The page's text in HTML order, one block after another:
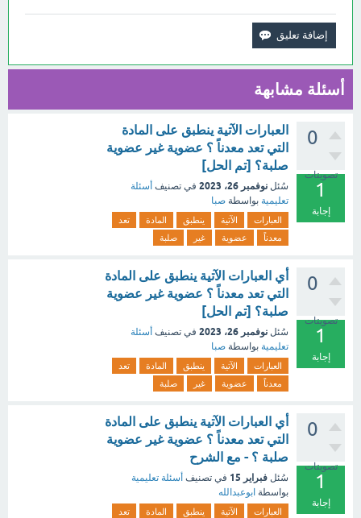
أسئلة مشابهة
0
تصويتات
1
إجابة
العبارات الآتية ينطبق على المادة
التي تعد معدناً ؟ عضوية غير عضوية
صلبة؟ [تم الحل]
سُئل نوفمبر 26، 2023 في تصنيف أسئلة
تعليمية بواسطة صبا
العبارات الآتية ينطبق المادة
تعد
معدناً
عضوية غير صلبة
0
تصويتات
1
إجابة
أي العبارات الآتية ينطبق على المادة
التي تعد معدناً ؟ عضوية غير عضوية
صلبة؟ [تم الحل]
سُئل نوفمبر 26، 2023 في تصنيف أسئلة
تعليمية بواسطة صبا
العبارات الآتية ينطبق المادة
تعد
معدناً
عضوية غير صلبة
0
تصويتات
1
إجابة
أي العبارات الآتية ينطبق على المادة
التي تعد معدناً ؟ عضوية غير عضوية
صلبة ؟ - مع الشرح
سُئل فبراير 15 في تصنيف أسئلة تعليمية
بواسطة ابوعبدالله
العبارات الآتية ينطبق المادة
تعد